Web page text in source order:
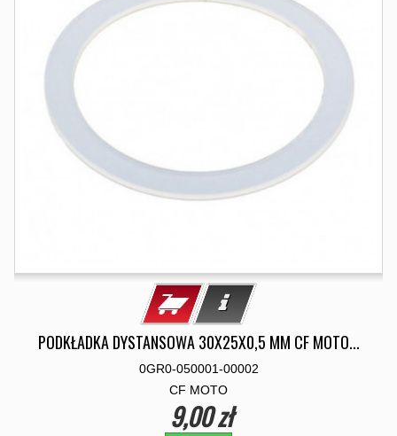
PODKŁADKA DYSTANSOWA 30X25X0,5 MM CF MOTO...
0GR0-050001-00002
CF MOTO
9,00 zł